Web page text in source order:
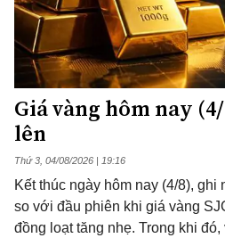
Giá vàng hôm nay
lên
Thứ 3, 04/08/2026 | 19:16
Kết thúc ngày hôm nay (4/8), ghi
so với đầu phiên khi giá vàng
đồng loạt tăng nhẹ. Trong khi